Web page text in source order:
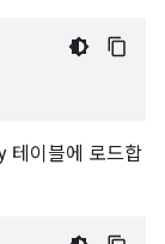
테이블에 로드합